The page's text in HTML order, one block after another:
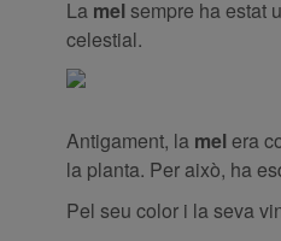
La melsempre ha estat
celestial.
Antigament, la melera
la planta. Per això, ha
Pel seu color i la seva